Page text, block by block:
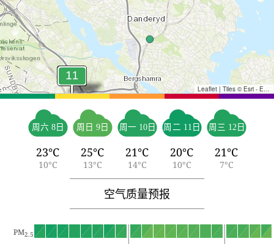
Leaflet | Tiles © Esri - Esri, DeLorme, NAVTEQ, TomTom, Intermap, iPC, USGS, FAO, NPS, NRCAN, GeoBase, Kadaster NL, Ordnance Survey, Esri Japan, METI, Esri China (Hong Kong), and the GIS User Community
周六 8日
23°C
10°C
周日 9日
25°C
13°C
周一 10日
21°C
14°C
周二 11日
20°C
10°C
周三 12日
21°C
7°C
空气质量预报
PM2.5